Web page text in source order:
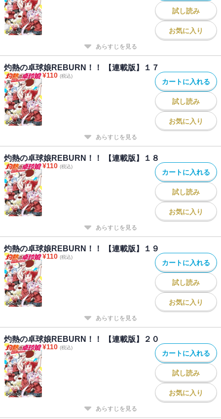
試し読み
お気に入り
あらすじを見る
灼熱の卓球娘REBURN！！ 【連載版】１７
¥110 (税込)
カートに入れる
試し読み
お気に入り
あらすじを見る
灼熱の卓球娘REBURN！！ 【連載版】１８
¥110 (税込)
カートに入れる
試し読み
お気に入り
あらすじを見る
灼熱の卓球娘REBURN！！ 【連載版】１９
¥110 (税込)
カートに入れる
試し読み
お気に入り
あらすじを見る
灼熱の卓球娘REBURN！！ 【連載版】２０
¥110 (税込)
カートに入れる
試し読み
お気に入り
あらすじを見る